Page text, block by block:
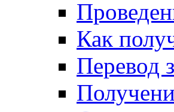
Как
Перевод